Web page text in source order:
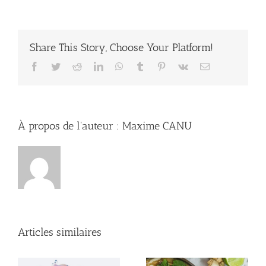
conseils
Share This Story, Choose Your Platform!
Facebook
TwitterRedditLinkedInWhatsApp
Tumblr Pinterest
Vk Email
À propos de l'auteur : Maxime CANU
Articles similaires